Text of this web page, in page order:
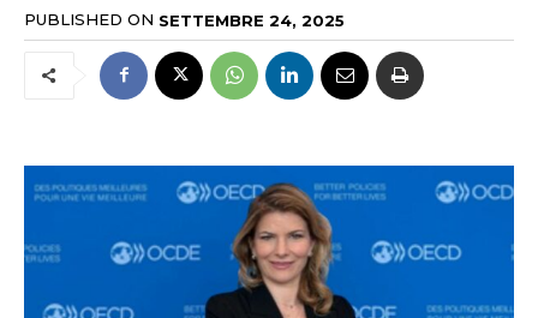
PUBLISHED ON SETTEMBRE 24, 2025